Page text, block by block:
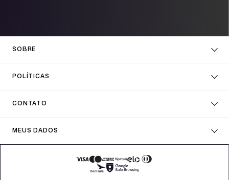
SOBRE
POLÍTICAS
CONTATO
MEUS DADOS